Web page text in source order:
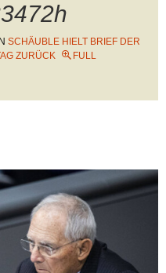
IN SCHÄUBLE HIELT BRIEF DER
ZURÜCK
FULL